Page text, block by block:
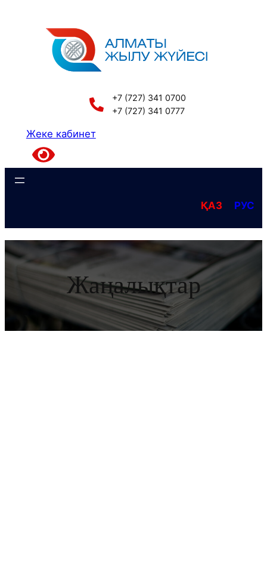
содержимому
+7 (727) 341 0700
+7 (727) 341 0777
Жеке кабинет
ҚАЗ РУС
Жаңалықтар